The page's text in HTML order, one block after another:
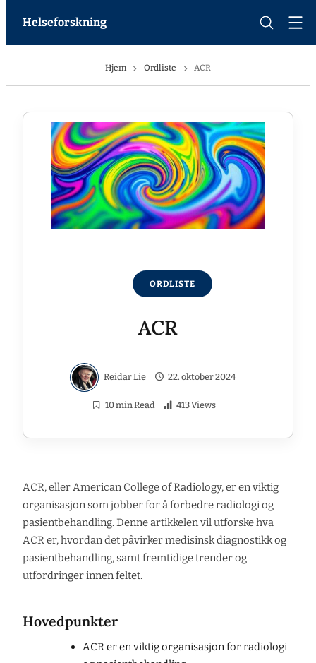
Helseforskning
Hjem Ordliste ACR
ORDLISTE
ACR
Reidar Lie 22. oktober 2024
10 min Read 413 Views
ACR, eller American College of Radiology, er en viktig
organisasjon som jobber for å forbedre radiologi og
pasientbehandling. Denne artikkelen vil utforske hva
ACR er, hvordan det påvirker medisinsk diagnostikk og
pasientbehandling, samt fremtidige trender og
utfordringer innen feltet.
Hovedpunkter
ACR er en viktig organisasjon for radiologi